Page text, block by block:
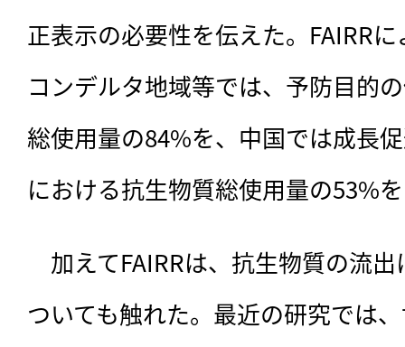
正表示の必要性を伝えた。FAIRR
コンデルタ地域等では、予防目的
総使用量の84%を、中国では成長
における抗生物質総使用量の53%
加えてFAIRRは、抗生物質の流
ついても触れた。最近の研究では